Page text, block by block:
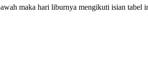
maka hari liburnya mengikuti isian